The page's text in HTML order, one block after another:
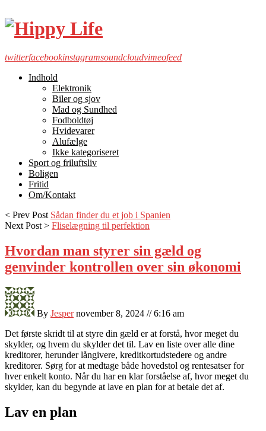
twitterfacebookinstagramsoundcloudvimeofeed
Indhold
Elektronik
Biler og sjov
Mad og Sundhed
Fodboldtøj
Hvidevarer
Alufælge
Ikke kategoriseret
Sport og friluftsliv
Boligen
Fritid
Om/Kontakt
< Prev Post Sådan finder du et job i Spanien
Next Post > Fliselægning til perfektion
Hvordan man styrer sin gæld og
genvinder kontrollen over sin økonomi
By Jesper november 8, 2024 // 6:16 am
Det første skridt til at styre din gæld er at forstå, hvor meget du
skylder, og hvem du skylder det til. Lav en liste over alle dine
kreditorer, herunder långivere, kreditkortudstedere og andre
kreditorer. Sørg for at medtage både hovedstol og rentesatser for
hver enkelt konto. Når du har en klar forståelse af, hvor meget du
skylder, kan du begynde at lave en plan for at betale det af.
Lav en plan